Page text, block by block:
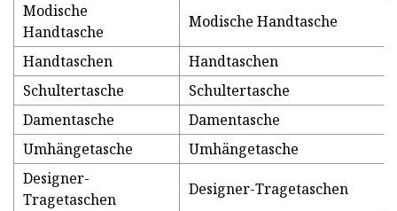
Modische
Handtasche
Modische Handtasche
Handtaschen
Handtaschen
Schultertasche
Schultertasche
Damentasche
Damentasche
Umhängetasche
Umhängetasche
Designer-
Tragetaschen
Designer-Tragetaschen